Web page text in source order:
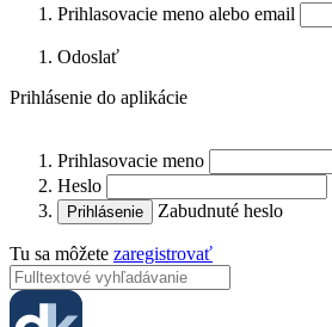
Prihlasovacie meno alebo email
Odoslať
Prihlásenie do aplikácie
Prihlasovacie meno
Heslo
Zabudnuté heslo
Tu sa môžete zaregistrovať